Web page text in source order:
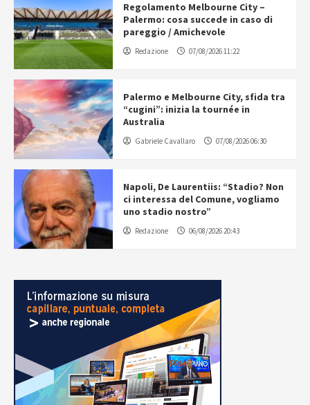
Regolamento Melbourne City –
Palermo: cosa succede in caso di
pareggio / Amichevole
Redazione 07/08/2026 11:22
Palermo e Melbourne City, sfida tra
“cugini”: inizia la tournée in
Australia
Gabriele Cavallaro 07/08/2026 06:30
Napoli, De Laurentiis: “Stadio? Non
ci interessa del Comune, vogliamo
uno stadio nostro”
Redazione 06/08/2026 20:43